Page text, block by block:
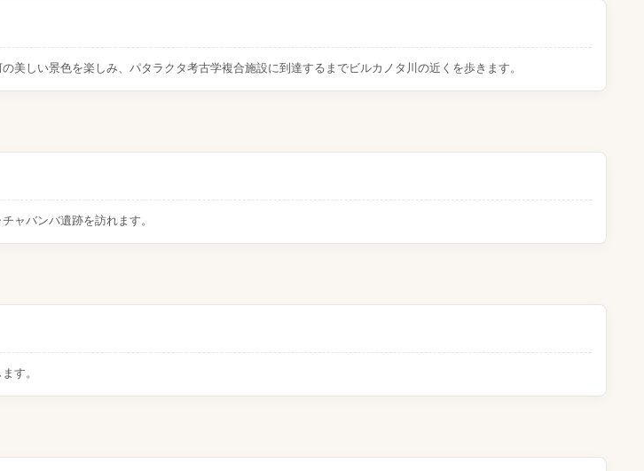
美しい景色を楽しみ、パタラクタ考古学複合施設に到達するまでビルカノタ川の近くを歩きます。
ャバンバ遺跡を訪れます。
す。